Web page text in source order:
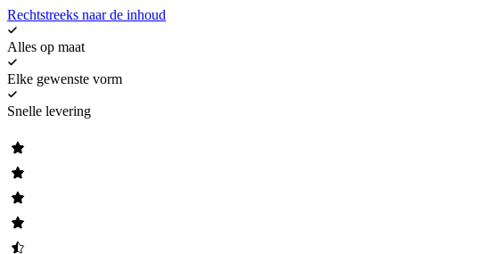
Rechtstreeks naar de inhoud
Alles op maat
Elke gewenste vorm
Snelle levering